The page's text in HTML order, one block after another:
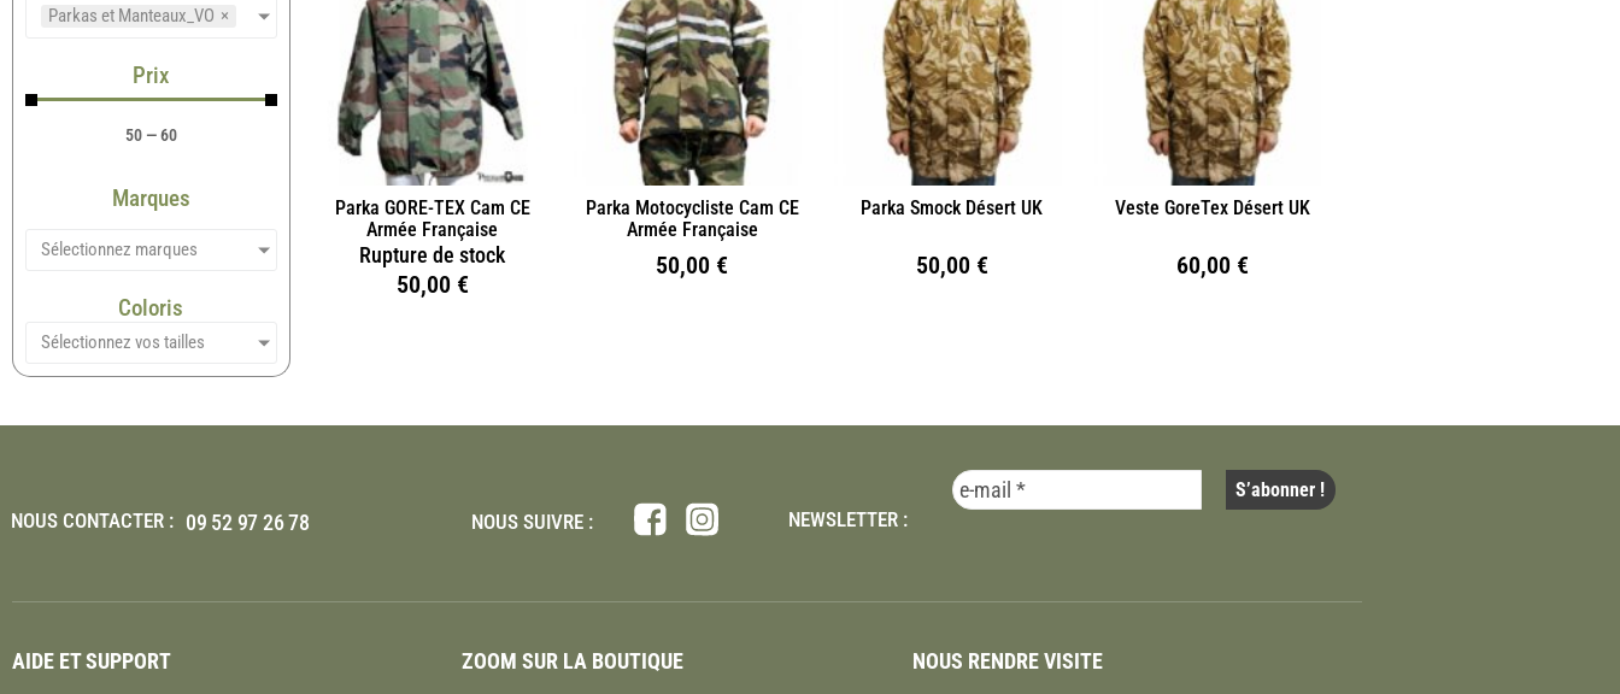
Parkas et Manteaux_VO ×
Prix
50—60
Marques
Sélectionnez marques
Coloris
Sélectionnez vos tailles
Parka GORE-TEX Cam CE
Armée Française
Rupture de stock
50,00 €
Parka Motocycliste Cam CE
Armée Française
50,00 €
Parka Smock Désert UK
50,00 €
Veste GoreTex Désert UK
60,00 €
NOUS CONTACTER : 09 52 97 26 78 NOUS SUIVRE : NEWSLETTER :
AIDE ET SUPPORT ZOOM SUR LA BOUTIQUE NOUS RENDRE VISITE